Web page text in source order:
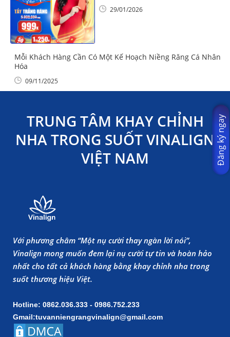
29/01/2026
Mỗi Khách Hàng Cần Có Một Kế Hoạch Niềng Răng Cá Nhân
Hóa
09/11/2025
TRUNG TÂM KHAY CHỈNH
NHA TRONG SUỐT VINALIGN
VIỆT NAM
Với phương châm “Một nụ cười thay ngàn lời nói”,
Vinalign mong muốn đem lại nụ cười tự tin và hoàn hảo
nhất cho tất cả khách hàng bằng khay chỉnh nha trong
suốt thương hiệu Việt.
Hotline: 0862.036.333 - 0986.752.233
Gmail:tuvanniengrangvinalign@gmail.com
Đăng ký ngay